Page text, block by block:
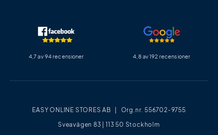
EASY ONLINE STORES AB | Org.nr. 556702-9755
Sveavägen 83 | 113 50 Stockholm
4,7 av 94 recensioner 4,8 av 192 recensioner